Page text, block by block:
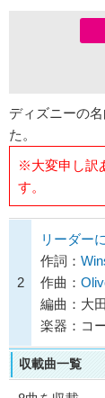
ディズニーの
た。
※大変申し訳
す。
2
リーダー
作詞：
作曲：
編曲：大
楽器：コ
収載曲一覧